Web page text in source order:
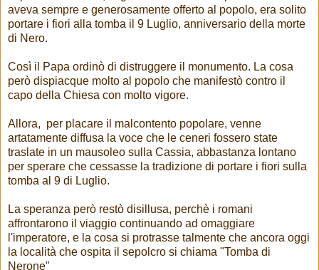
aveva sempre e generosamente offerto al popolo, era solito
portare i fiori alla tomba il 9 Luglio, anniversario della morte
di Nero.
Così il Papa ordinò di distruggere il monumento. La cosa
però dispiacque molto al popolo che manifestò contro il
capo della Chiesa con molto vigore.
Allora, per placare il malcontento popolare, venne
artatamente diffusa la voce che le ceneri fossero state
traslate in un mausoleo sulla Cassia, abbastanza lontano
per sperare che cessasse la tradizione di portare i fiori sulla
tomba al 9 di Luglio.
La speranza però restò disillusa, perchè i romani
affrontarono il viaggio continuando ad omaggiare
l'imperatore, e la cosa si protrasse talmente che ancora oggi
la località che ospita il sepolcro si chiama "Tomba di
Nerone"